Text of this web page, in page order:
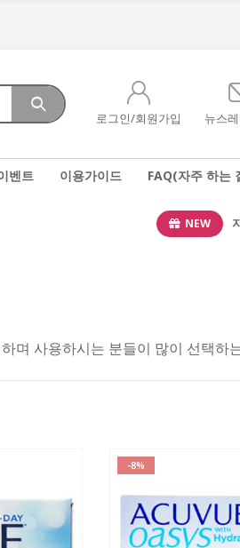
로그인/회원가입 뉴스
벤트 이용가이드 FAQ(자주 하는
NEW
며 사용하시는 분들이 많이 선택하
-8%